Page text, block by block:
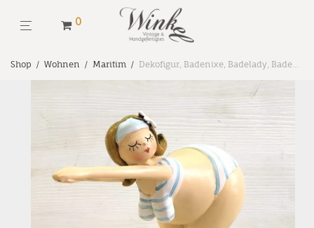
0
Shop / Wohnen / Maritim / Dekofigur, Badenixe, Badelady, Badefigur, Vintage